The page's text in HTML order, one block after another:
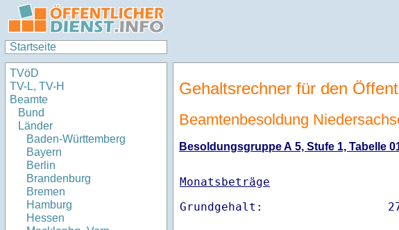
Startseite
TVöD
TV-L, TV-H
Beamte
Bund
Länder
Baden-Württemberg
Bayern
Berlin
Brandenburg
Bremen
Hamburg
Hessen
Gehaltsrechner für den
Beamtenbesoldung
Besoldungsgruppe A 5, Stufe 1, Tabelle
Monatsbeträge